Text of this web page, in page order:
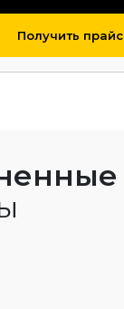
Получить прайс